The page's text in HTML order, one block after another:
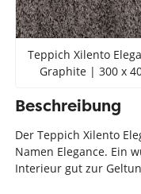
Teppich Xilento
Graphite | 300 x
Beschreibung
Der Teppich Xilento
Namen Elegance. Ein
Interieur gut zur